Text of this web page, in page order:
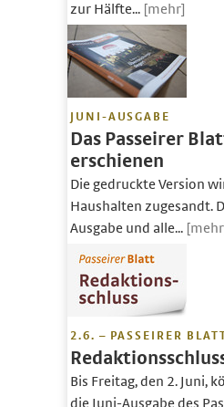
zur Hälfte... [mehr]
JUNI-AUSGABE
Das Passeirer
erschienen
Die gedruckte Version
Haushalten zugesandt.
Ausgabe und alle...
2.6. – PASSEIRER
Bis Freitag, den 2. Juni,
die Juni-Ausgabe des